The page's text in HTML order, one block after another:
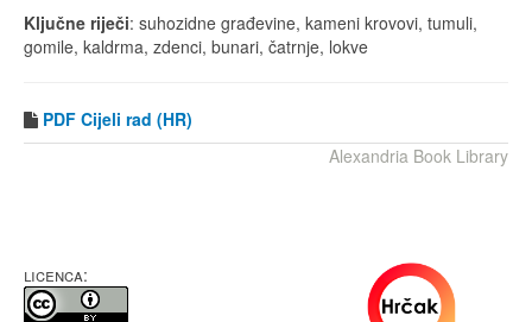
Ključne riječi: suhozidne građevine, kameni krovovi, tumuli,
gomile, kaldrma, zdenci, bunari, čatrnje, lokve
PDF Cijeli rad (HR)
Alexandria Book Library
LICENCA: